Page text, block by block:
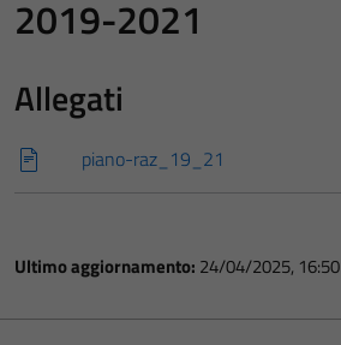
2019-2021
Allegati
piano-raz_19_21
Ultimo aggiornamento: 24/04/2025, 16:50